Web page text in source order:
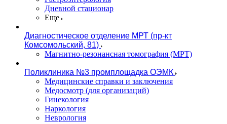
Дневной стационар
Еще
Диагностическое отделение МРТ (пр-кт
Комсомольский, 81)
Магнитно-резонансная томография (МРТ)
Поликлиника №3 промплощадка ОЭМК
Медицинские справки и заключения
Медосмотр (для организаций)
Гинекология
Наркология
Неврология